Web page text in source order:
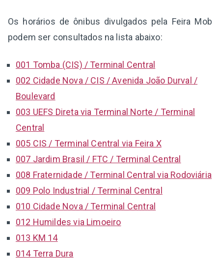
Os horários de ônibus divulgados pela Feira Mob
podem ser consultados na lista abaixo:
001 Tomba (CIS) / Terminal Central
002 Cidade Nova / CIS / Avenida João Durval /
Boulevard
003 UEFS Direta via Terminal Norte / Terminal
Central
005 CIS / Terminal Central via Feira X
007 Jardim Brasil / FTC / Terminal Central
008 Fraternidade / Terminal Central via Rodoviária
009 Polo Industrial / Terminal Central
010 Cidade Nova / Terminal Central
012 Humildes via Limoeiro
013 KM 14
014 Terra Dura